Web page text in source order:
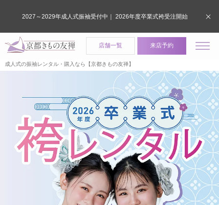
店舗一覧 来店予約
成人式の振袖レンタル・購入なら【京都きもの友禅】
2027～2029年成人式振袖受付中｜ 2026年度卒業式袴受注開始